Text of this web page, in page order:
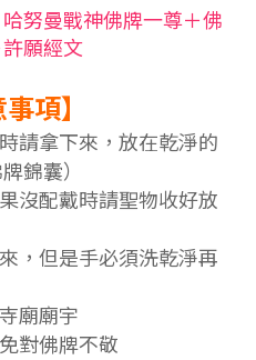
努曼戰神佛牌一尊＋佛
願經文
項】
請拿下來，放在乾淨的
錦囊）
沒配戴時請聖物收好放
，但是手必須洗乾淨再
廟廟宇
對佛牌不敬